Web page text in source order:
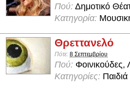
Πού: Δημοτικό
Κατηγορία:
Θρεττανελό
Πότε: 8 Σεπτεμβρίου
Πού: Φοινικούδες,
Κατηγορίες: